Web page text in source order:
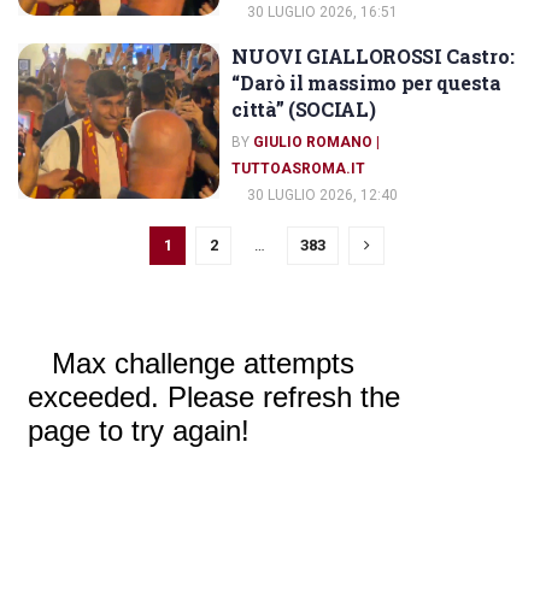
30 LUGLIO 2026, 16:51
INTERVISTE
NUOVI GIALLOROSSI Castro:
“Darò il massimo per questa
città” (SOCIAL)
BY GIULIO ROMANO |
TUTTOASROMA.IT
30 LUGLIO 2026, 12:40
1 2 … 383